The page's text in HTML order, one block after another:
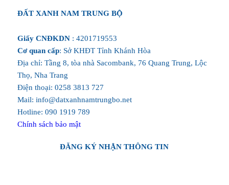
ĐẤT XANH NAM TRUNG BỘ
Giấy CNĐKDN: 4201719553
Cơ quan cấp: Sở KHĐT Tỉnh Khánh Hòa
Địa chỉ: Tầng 8, tòa nhà Sacombank, 76 Quang Trung, Lộc
Thọ, Nha Trang
Điện thoại: 0258 3813 727
Mail: info@datxanhnamtrungbo.net
Hotline: 090 1919 789
Chính sách bảo mật
ĐĂNG KÝ NHẬN THÔNG TIN